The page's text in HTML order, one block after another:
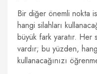
Bir diğer önemli nokta
hangi silahları
büyük fark yaratır. Her
vardır; bu yüzden,
kullanacağınızı